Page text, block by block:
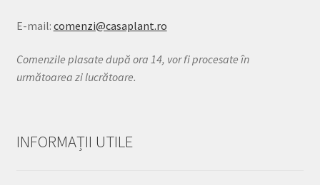
E-mail: comenzi@casaplant.ro
Comenzile plasate după ora 14, vor fi procesate în
următoarea zi lucrătoare.
INFORMAȚII UTILE